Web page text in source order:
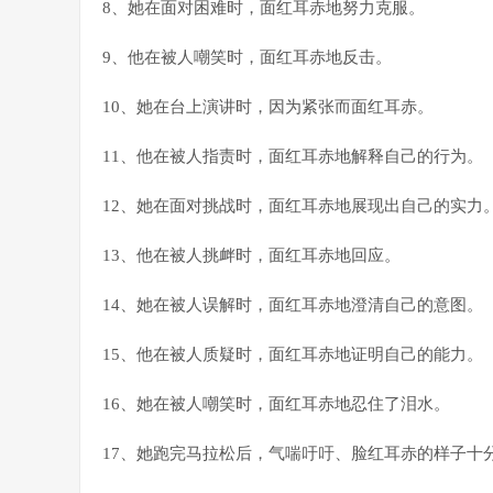
8、她在面对困难时，面红耳赤地努力克服。
9、他在被人嘲笑时，面红耳赤地反击。
10、她在台上演讲时，因为紧张而面红耳赤。
11、他在被人指责时，面红耳赤地解释自己的行为。
12、她在面对挑战时，面红耳赤地展现出自己的实力。
13、他在被人挑衅时，面红耳赤地回应。
14、她在被人误解时，面红耳赤地澄清自己的意图。
15、他在被人质疑时，面红耳赤地证明自己的能力。
16、她在被人嘲笑时，面红耳赤地忍住了泪水。
17、她跑完马拉松后，气喘吁吁、脸红耳赤的样子十